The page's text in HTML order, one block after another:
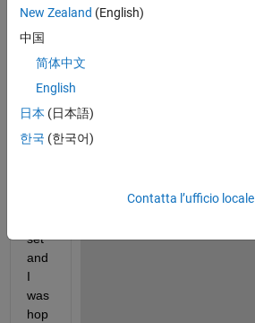
I'm
wor
with
a
ly
set
and
I
was
hop
New Zealand (English)
中国
简体中文
English
日本 (日本語)
한국 (한국어)
Contatta l’ufficio locale